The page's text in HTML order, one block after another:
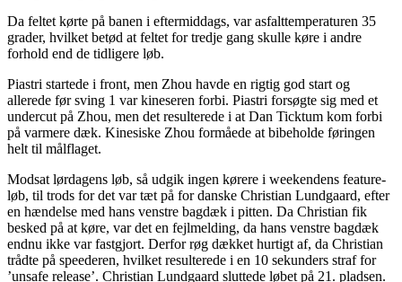
Da feltet kørte på banen i eftermiddags, var asfalttemperaturen 35
grader, hvilket betød at feltet for tredje gang skulle køre i andre
forhold end de tidligere løb.
Piastri startede i front, men Zhou havde en rigtig god start og
allerede før sving 1 var kineseren forbi. Piastri forsøgte sig med et
undercut på Zhou, men det resulterede i at Dan Ticktum kom forbi
på varmere dæk. Kinesiske Zhou formåede at bibeholde føringen
helt til målflaget.
Modsat lørdagens løb, så udgik ingen kørere i weekendens feature-
løb, til trods for det var tæt på for danske Christian Lundgaard, efter
en hændelse med hans venstre bagdæk i pitten. Da Christian fik
besked på at køre, var det en fejlmelding, da hans venstre bagdæk
endnu ikke var fastgjort. Derfor røg dækket hurtigt af, da Christian
trådte på speederen, hvilket resulterede i en 10 sekunders straf for
’unsafe release’. Christian Lundgaard sluttede løbet på 21. pladsen.